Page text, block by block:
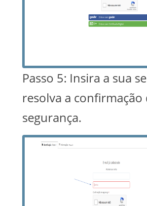
Passo 5: Insira a sua
resolva a confirmação
segurança.